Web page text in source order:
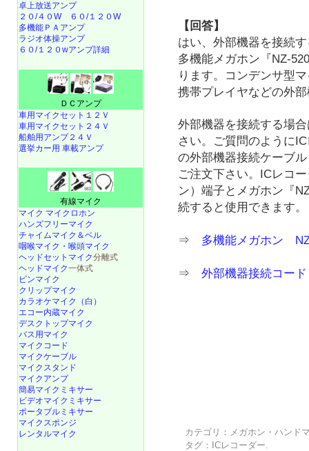
【回答】
はい、外部機器を接続
多機能メガホン『NZ-
ります。コンデンサ型
携帯プレイヤなどの外
外部機器を接続する場
さい。ご質問のように
の外部機器接続ケーブ
ご注文下さい。ICレコ
ン）端子とメガホン『
続すると使用できます。
⇒ 多機能メガホン
⇒外部機器接続コー
カテゴリ：
メガホン・ハンド
タグ： ICレコーダー
卓上放送アンプ
２０/４０W
６０/１２０W
多機能ＰＡアンプ
ラジオ体操アンプ
６０/１２０wアンプ詳細
ＤＣアンプ
車用マイクセット１２Ｖ
車用マイクセット２４Ｖ
船舶用アンプ２４Ｖ
選挙カー用 車載アンプ
有線マイク
マイク マイクロホン
ハンズフリーマイク
チャイムマイク＆ベル
咽喉マイク・喉頭マイク
ヘッドセットマイク分離式
ヘッドマイク一体式
ピンマイク
クリップマイク
カラオケマイク（白）
エコー内蔵マイク
デスクトップマイク
バス用マイク
マイクコード
マイクケーブル
マイクスタンド
マイクアンプ
簡易マイクミキサー
ビデオマイクミキサー
ポータブルミキサー
マイクスポンジ
レンタルマイク